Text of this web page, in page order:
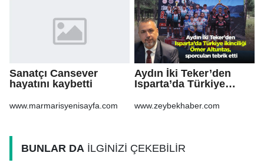
Sanatçı Cansever
hayatını kaybetti
www.marmarisyenisayfa.com
Aydın İki Teker’den
Isparta’da Türkiye
Altuntaş, sporcuları
www.zeybekhaber.com
BUNLAR DA İLGİNİZİ ÇEKEBİLİR